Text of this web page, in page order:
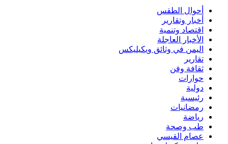
أحوال الطقس
أخبار وتقارير
اقتصاد وتنمية
الأخبار العاجلة
اليمن في وثائق ويكيليكس
تقارير
ثقافة وفن
حوارات
دولية
رئيسية
رمضانيات
رياضة
طب وصحة
عصام القيسي